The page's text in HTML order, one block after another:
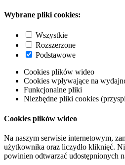
Wybrane pliki cookies:
Wszystkie
Rozszerzone
Podstawowe
Cookies plików wideo
Cookies wpływające na
Funkcjonalne pliki
Niezbędne pliki cookies
Cookies plików wideo
Na naszym serwisie internetowym,
użytkownika oraz liczydło kliknięć.
powinien odtwarzać udostępnionych